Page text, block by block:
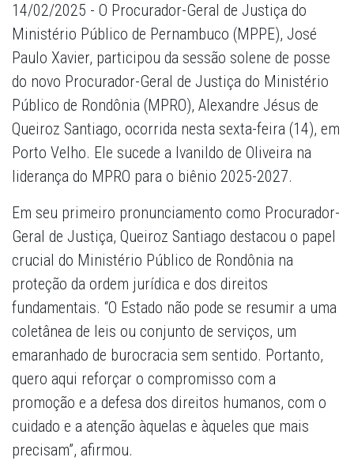
14/02/2025 - O Procurador-Geral de Justiça do
Ministério Público de Pernambuco (MPPE), José
Paulo Xavier, participou da sessão solene de posse
do novo Procurador-Geral de Justiça do Ministério
Público de Rondônia (MPRO), Alexandre Jésus de
Queiroz Santiago, ocorrida nesta sexta-feira (14), em
Porto Velho. Ele sucede a Ivanildo de Oliveira na
liderança do MPRO para o biênio 2025-2027.
Em seu primeiro pronunciamento como Procurador-
Geral de Justiça, Queiroz Santiago destacou o papel
crucial do Ministério Público de Rondônia na
proteção da ordem jurídica e dos direitos
fundamentais. “O Estado não pode se resumir a uma
coletânea de leis ou conjunto de serviços, um
emaranhado de burocracia sem sentido. Portanto,
quero aqui reforçar o compromisso com a
promoção e a defesa dos direitos humanos, com o
cuidado e a atenção àquelas e àqueles que mais
precisam”, afirmou.